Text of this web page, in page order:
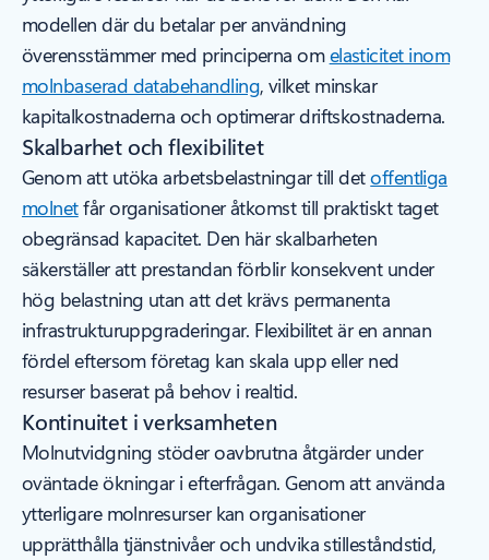
modellen där du betalar per användning
överensstämmer med principerna omelasticitet inom
molnbaserad databehandling, vilket minskar
kapitalkostnaderna och optimerar driftskostnaderna.
Skalbarhet och flexibilitet
Genom att utöka arbetsbelastningar till detoffentliga
molnetfår organisationer åtkomst till praktiskt taget
obegränsad kapacitet. Den här skalbarheten
säkerställer att prestandan förblir konsekvent under
hög belastning utan att det krävs permanenta
infrastrukturuppgraderingar. Flexibilitet är en annan
fördel eftersom företag kan skala upp eller ned
resurser baserat på behov i realtid.
Kontinuitet i verksamheten
Molnutvidgning stöder oavbrutna åtgärder under
oväntade ökningar i efterfrågan. Genom att använda
ytterligare molnresurser kan organisationer
upprätthålla tjänstnivåer och undvika stilleståndstid,